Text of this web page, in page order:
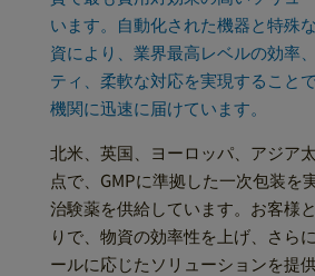
います。自動化された機器と特殊
資により、業界最高レベルの効率
ティ、柔軟な対応を実現すること
機関に迅速に届けています。
北米、英国、ヨーロッパ、アジア
点で、GMPに準拠した一次包装を
治験薬を供給しています。お客様
りで、物資の効率性を上げ、さら
ールに応じたソリューションを提供